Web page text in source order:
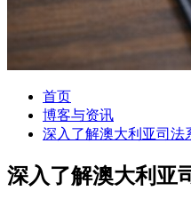
首页
博客与资讯
深入了解澳大利亚司法
深入了解澳大利亚